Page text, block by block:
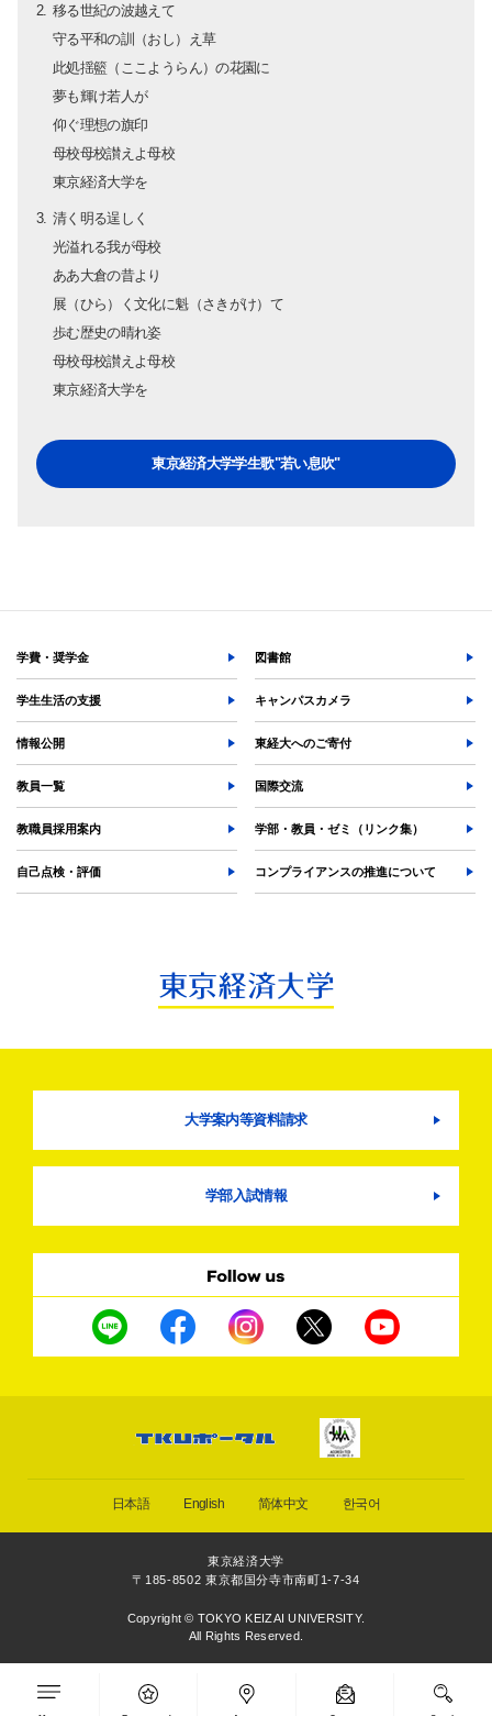
移る世紀の波越えて
守る平和の訓（おし）え草
此処揺籃（ここようらん）の花園に
夢も輝け若人が
仰ぐ理想の旗印
母校母校讃えよ母校
東京経済大学を
清く明る逞しく
光溢れる我が母校
ああ大倉の昔より
展（ひら）く文化に魁（さきがけ）て
歩む歴史の晴れ姿
母校母校讃えよ母校
東京経済大学を
東京経済大学学生歌"若い息吹"
学費・奨学金 図書館
学生生活の支援 キャンパスカメラ
情報公開 東経大へのご寄付
教員一覧 国際交流
教職員採用案内 学部・教員・ゼミ（リンク集）
自己点検・評価 コンプライアンスの推進について
大学案内等資料請求
学部入試情報
日本語 English 简体中文 한국어
東京経済大学
〒185-8502 東京都国分寺市南町1-7-34
Copyright © TOKYO KEIZAI UNIVERSITY.
All Rights Reserved.